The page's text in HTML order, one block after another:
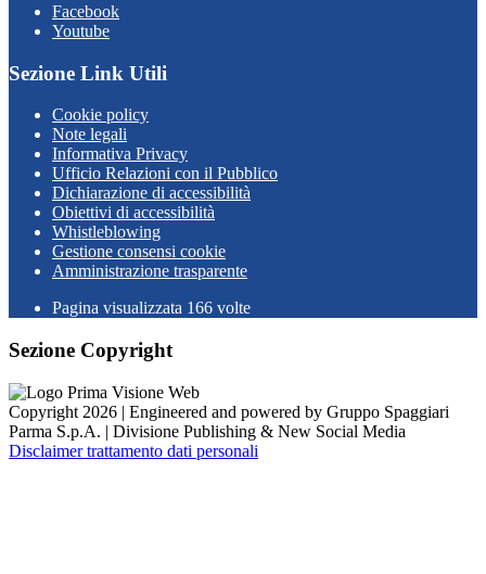
Facebook
Youtube
Sezione Link Utili
Cookie policy
Note legali
Informativa Privacy
Ufficio Relazioni con il Pubblico
Dichiarazione di accessibilità
Obiettivi di accessibilità
Whistleblowing
Gestione consensi cookie
Amministrazione trasparente
Pagina visualizzata 166 volte
Sezione Copyright
Copyright 2026 | Engineered and powered by Gruppo Spaggiari
Parma S.p.A. | Divisione Publishing & New Social Media
Disclaimer trattamento dati personali